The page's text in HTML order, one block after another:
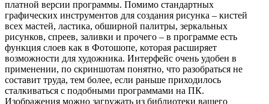
платной версии программы. Помимо стандартных
графических инструментов для создания рисунка – кистей
всех мастей, ластика, обширной палитры, зеркальных
рисунков, спреев, заливки и прочего – в программе есть
функция слоев как в Фотошопе, которая расширяет
возможности для художника. Интерфейс очень удобен в
применении, по скриншотам понятно, что разобраться не
составит труда, тем более, если раньше приходилось
сталкиваться с подобными программами на ПК.
Изображения можно загружать из библиотеки вашего